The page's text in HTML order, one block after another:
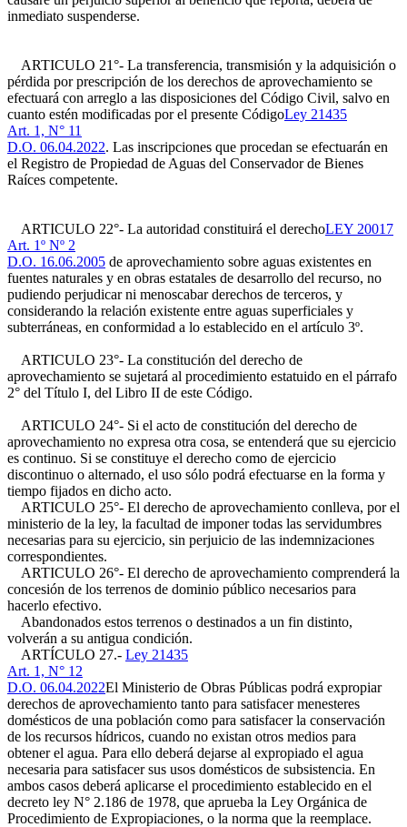
inmediato suspenderse.
ARTICULO 21°- La transferencia, transmisión y la adquisición o
pérdida por prescripción de los derechos de aprovechamiento se
efectuará con arreglo a las disposiciones del Código Civil, salvo en
cuanto estén modificadas por el presente CódigoLey 21435
Art. 1, N° 11
D.O. 06.04.2022. Las inscripciones que procedan se efectuarán en
el Registro de Propiedad de Aguas del Conservador de Bienes
Raíces competente.
ARTICULO 22°- La autoridad constituirá el derechoLEY 20017
Art. 1º Nº 2
D.O. 16.06.2005 de aprovechamiento sobre aguas existentes en
fuentes naturales y en obras estatales de desarrollo del recurso, no
pudiendo perjudicar ni menoscabar derechos de terceros, y
considerando la relación existente entre aguas superficiales y
subterráneas, en conformidad a lo establecido en el artículo 3º.
ARTICULO 23°- La constitución del derecho de
aprovechamiento se sujetará al procedimiento estatuido en el párrafo
2° del Título I, del Libro II de este Código.
ARTICULO 24°- Si el acto de constitución del derecho de
aprovechamiento no expresa otra cosa, se entenderá que su ejercicio
es continuo. Si se constituye el derecho como de ejercicio
discontinuo o alternado, el uso sólo podrá efectuarse en la forma y
tiempo fijados en dicho acto.
ARTICULO 25°- El derecho de aprovechamiento conlleva, por el
ministerio de la ley, la facultad de imponer todas las servidumbres
necesarias para su ejercicio, sin perjuicio de las indemnizaciones
correspondientes.
ARTICULO 26°- El derecho de aprovechamiento comprenderá la
concesión de los terrenos de dominio público necesarios para
hacerlo efectivo.
Abandonados estos terrenos o destinados a un fin distinto,
volverán a su antigua condición.
ARTÍCULO 27.- Ley 21435
Art. 1, N° 12
D.O. 06.04.2022El Ministerio de Obras Públicas podrá expropiar
derechos de aprovechamiento tanto para satisfacer menesteres
domésticos de una población como para satisfacer la conservación
de los recursos hídricos, cuando no existan otros medios para
obtener el agua. Para ello deberá dejarse al expropiado el agua
necesaria para satisfacer sus usos domésticos de subsistencia. En
ambos casos deberá aplicarse el procedimiento establecido en el
decreto ley N° 2.186 de 1978, que aprueba la Ley Orgánica de
Procedimiento de Expropiaciones, o la norma que la reemplace.